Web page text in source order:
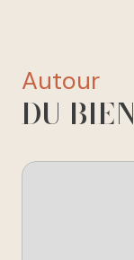
autour
DU BIEN